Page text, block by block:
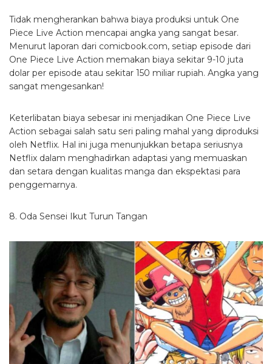
Tidak mengherankan bahwa biaya produksi untuk One
Piece Live Action mencapai angka yang sangat besar.
Menurut laporan dari comicbook.com, setiap episode dari
One Piece Live Action memakan biaya sekitar 9-10 juta
dolar per episode atau sekitar 150 miliar rupiah. Angka yang
sangat mengesankan!
Keterlibatan biaya sebesar ini menjadikan One Piece Live
Action sebagai salah satu seri paling mahal yang diproduksi
oleh Netflix. Hal ini juga menunjukkan betapa seriusnya
Netflix dalam menghadirkan adaptasi yang memuaskan
dan setara dengan kualitas manga dan ekspektasi para
penggemarnya.
8. Oda Sensei Ikut Turun Tangan